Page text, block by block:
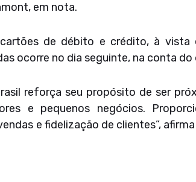
em nota.
de débito e crédito, à vista
ocorre no dia seguinte, na conta do
reforça seu propósito de ser
e pequenos negócios.
e fidelização de clientes”,